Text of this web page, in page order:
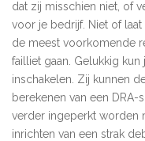
dat zij misschien niet, of
voor je bedrijf. Niet of
de meest voorkomende
failliet gaan. Gelukkig
inschakelen. Zij kunnen
berekenen van een DRA-
verder ingeperkt worden
inrichten van een strak